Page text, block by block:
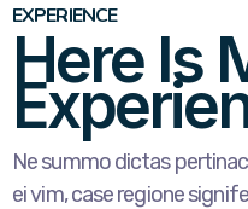
EXPERIENCE
Here Is
Ne summo dictas
ei vim, case regione